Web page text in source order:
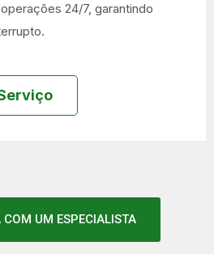
24/7, garantindo
COM UM ESPECIALISTA